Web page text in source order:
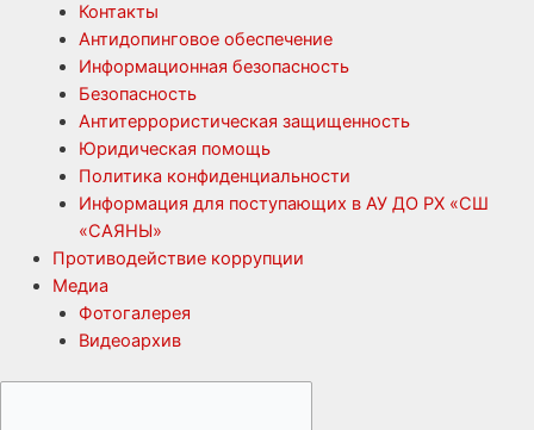
Контакты
Антидопинговое обеспечение
Информационная безопасность
Безопасность
Антитеррористическая защищенность
Юридическая помощь
Политика конфиденциальности
Информация для поступающих в АУ ДО РХ «СШ
«САЯНЫ»
Противодействие коррупции
Медиа
Фотогалерея
Видеоархив